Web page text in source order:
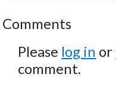
Comments
Please log in or
comment.